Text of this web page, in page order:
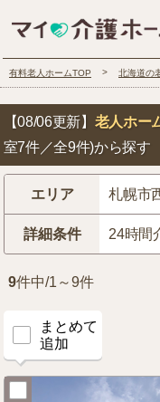
有料老人ホームTOP 北海道の
【08/06更新】 老人ホー
室7件／全9件)から探す
エリア 札幌市
詳細条件 24時間
9件中/1～9件
まとめて
追加